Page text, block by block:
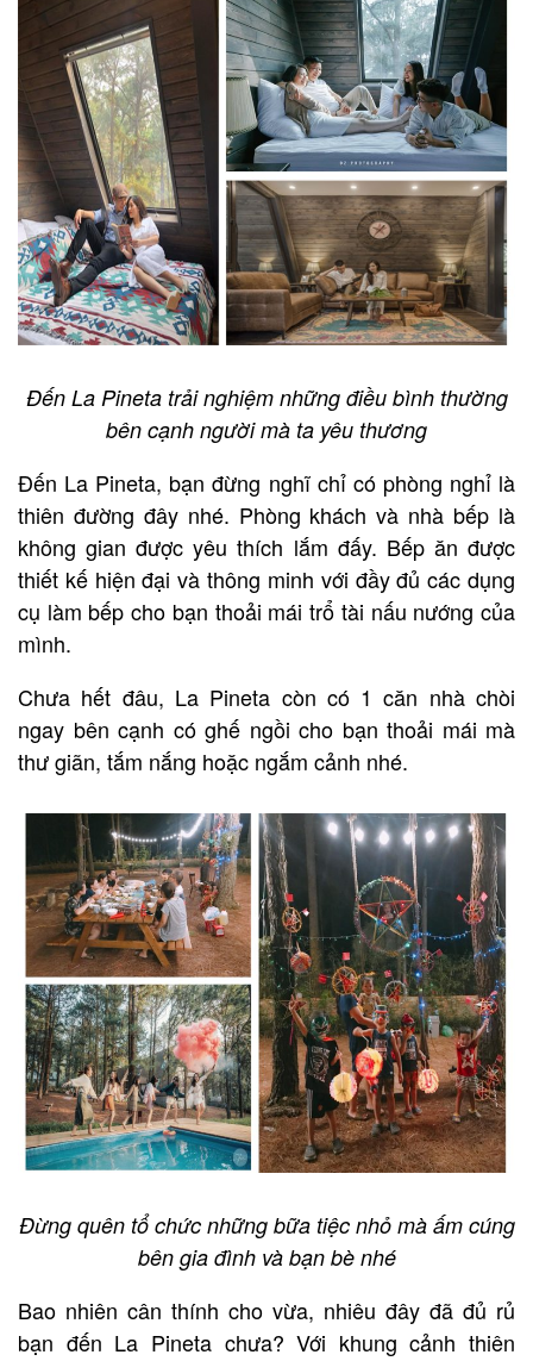
Đến La Pineta trải nghiệm những điều bình thường
bên cạnh người mà ta yêu thương
Đến La Pineta, bạn đừng nghĩ chỉ có phòng nghỉ là
thiên đường đây nhé. Phòng khách và nhà bếp là
không gian được yêu thích lắm đấy. Bếp ăn được
thiết kế hiện đại và thông minh với đầy đủ các dụng
cụ làm bếp cho bạn thoải mái trổ tài nấu nướng của
mình.
Chưa hết đâu, La Pineta còn có 1 căn nhà chòi
ngay bên cạnh có ghế ngồi cho bạn thoải mái mà
thư giãn, tắm nắng hoặc ngắm cảnh nhé.
Đừng quên tổ chức những bữa tiệc nhỏ mà ấm cúng
bên gia đình và bạn bè nhé
Bao nhiên cân thính cho vừa, nhiêu đây đã đủ rủ
bạn đến La Pineta chưa? Với khung cảnh thiên